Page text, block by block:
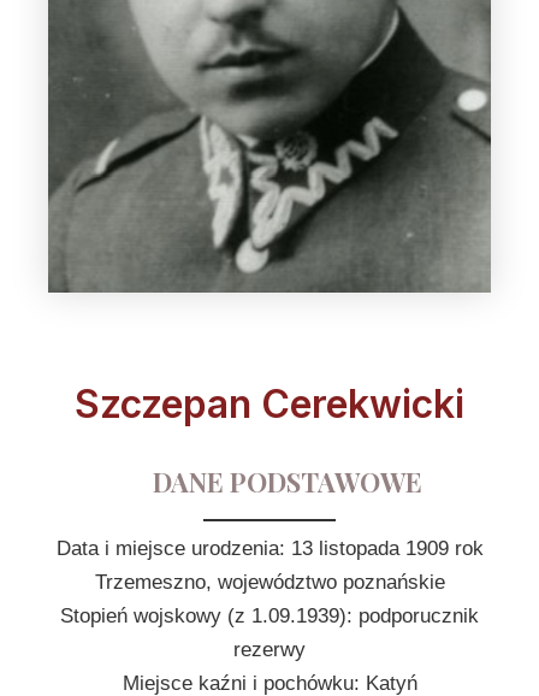
Szczepan Cerekwicki
DANE PODSTAWOWE
Data i miejsce urodzenia: 13 listopada 1909 rok
Trzemeszno, województwo poznańskie
Stopień wojskowy (z 1.09.1939): podporucznik
rezerwy
Miejsce kaźni i pochówku: Katyń